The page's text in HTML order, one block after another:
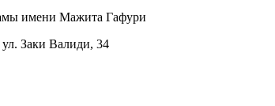
имени Мажита Гафури
Заки Валиди, 34